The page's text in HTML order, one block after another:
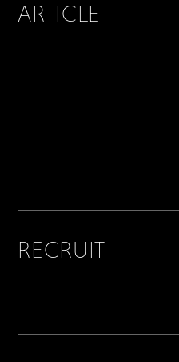
ARTICLE
RECRUIT